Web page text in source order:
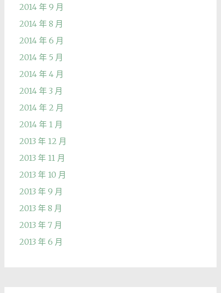
2014 年 9 月
2014 年 8 月
2014 年 6 月
2014 年 5 月
2014 年 4 月
2014 年 3 月
2014 年 2 月
2014 年 1 月
2013 年 12 月
2013 年 11 月
2013 年 10 月
2013 年 9 月
2013 年 8 月
2013 年 7 月
2013 年 6 月